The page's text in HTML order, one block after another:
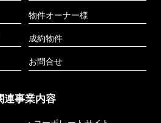
物件オーナー様
成約物件
お問合せ
連事業内容